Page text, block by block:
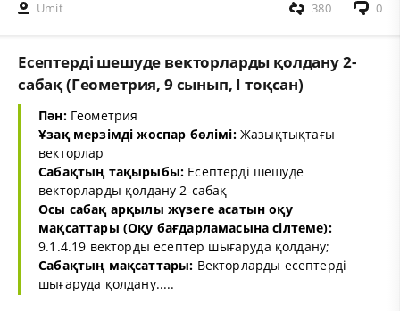
Umit 0
380
Есептерді шешуде векторларды қолдану 2-
сабақ (Геометрия, 9 сынып, I тоқсан)
Пән:Геометрия
Ұзақ мерзімді жоспар бөлімі:Жазықтықтағы
векторлар
Сабақтың тақырыбы: Есептерді шешуде
векторларды қолдану 2-сабақ
Осы сабақ арқылы жүзеге асатын оқу
мақсаттары (Оқу бағдарламасына сілтеме):
9.1.4.19 векторды есептер шығаруда қолдану;
Сабақтың мақсаттары: Векторларды есептерді
шығаруда қолдану.....